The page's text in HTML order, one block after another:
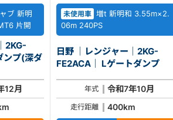
ブ 新明
片開
2KG-
12月
未使用車 増t 新明和 3.55m×2.
06m 240PS
日野 ｜レンジャー｜2KG-
FE2ACA｜ Lゲートダンプ
年式 令和7年10月
走行距離 400km